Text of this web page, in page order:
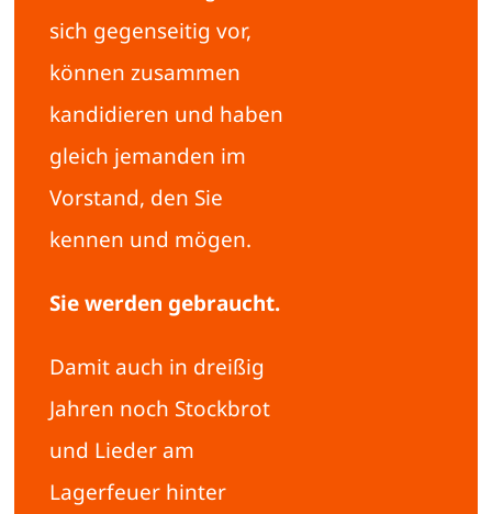
sich gegenseitig vor,
können zusammen
kandidieren und haben
gleich jemanden im
Vorstand, den Sie
kennen und mögen.
Sie werden gebraucht.
Damit auch in dreißig
Jahren noch Stockbrot
und Lieder am
Lagerfeuer hinter